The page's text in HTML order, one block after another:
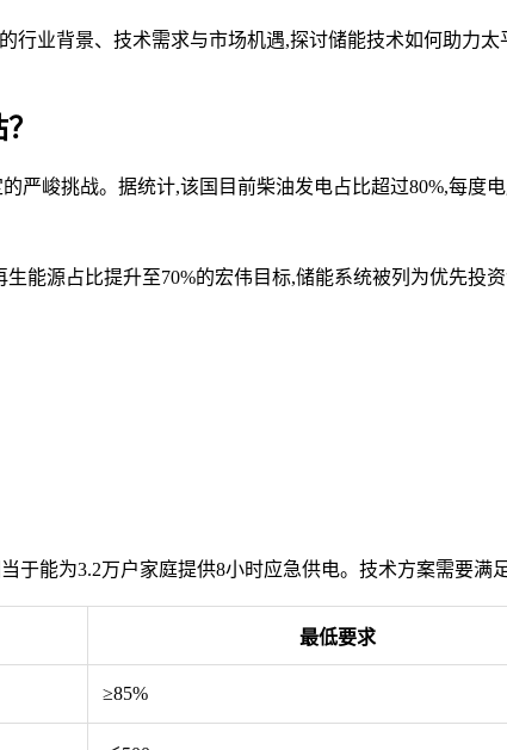
行业背景、技术需求与市场机遇,探讨储能技术如何助力
严峻挑战。据统计,该国目前柴油发电占比超过80%,每度
能源占比提升至70%的宏伟目标,储能系统被列为优先投资
于能为3.2万户家庭提供8小时应急供电。技术方案需要满
最低要求
≥85%